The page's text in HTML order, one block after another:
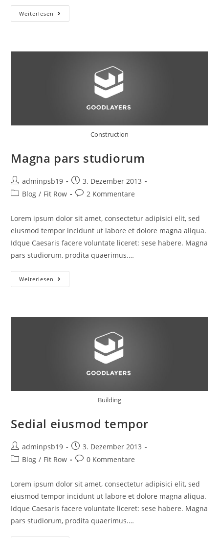
Weiterlesen Donec
Luctus
Construction
Magna pars studiorum
Beitrags-
Autor:
adminpsb19
Beitrag
veröffentlicht:
3. Dezember 2013
Beitrags-
Blog / Fit Row
Beitrags-
2 Kommentare
Lorem ipsum dolor sit amet, consectetur adipisici elit, sed
eiusmod tempor incidunt ut labore et dolore magna aliqua.
Idque Caesaris facere voluntate liceret: sese habere. Magna
pars studiorum, prodita quaerimus.…
Weiterlesen Magna
Pars
Building
Sedial eiusmod tempor
Beitrags-
Autor:
adminpsb19
Beitrag
veröffentlicht:
3. Dezember 2013
Beitrags-
Blog / Fit Row
Beitrags-
0 Kommentare
Lorem ipsum dolor sit amet, consectetur adipisici elit, sed
eiusmod tempor incidunt ut labore et dolore magna aliqua.
Idque Caesaris facere voluntate liceret: sese habere. Magna
pars studiorum, prodita quaerimus.…